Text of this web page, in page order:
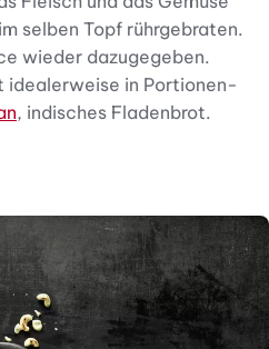
selben Topf rührgebraten.
wieder dazugegeben.
idealerweise in Portionen-
, indisches Fladenbrot.